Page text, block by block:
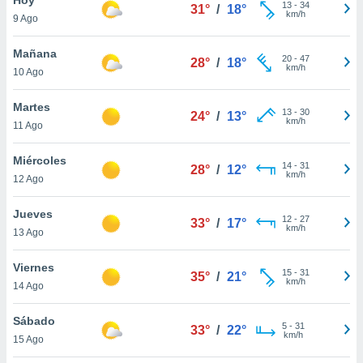
en
más
nuestra
de
cookies
aceptar
9 Ago
31° / 18° 13- 34
km/h
Mañana
10 Ago
28° / 18° 20- 47
km/h
Martes
11 Ago
24° / 13° 13- 30
km/h
Miércoles
12 Ago
28° / 12° 14- 31
km/h
Jueves
13 Ago
33° / 17° 12- 27
km/h
Viernes
14 Ago
35° / 21° 15- 31
km/h
Sábado
15 Ago
33° / 22° 5- 31
km/h